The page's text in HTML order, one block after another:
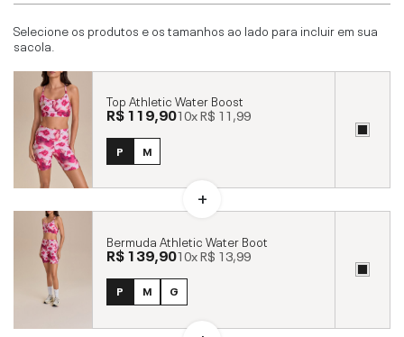
Selecione os produtos e os tamanhos ao lado para incluir em sua
sacola.
Top Athletic Water Boost
R$ 119,9010xR$ 11,99
P M
Bermuda Athletic Water Boot
R$ 139,9010xR$ 13,99
P M G